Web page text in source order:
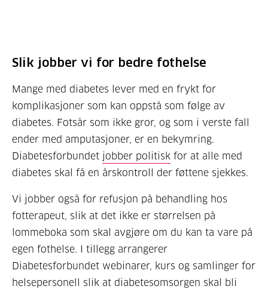
Slik jobber vi for bedre fothelse
Mange med diabetes lever med en frykt for
komplikasjoner som kan oppstå som følge av
diabetes. Fotsår som ikke gror, og som i verste fall
ender med amputasjoner, er en bekymring.
Diabetesforbundet jobber politisk for at alle med
diabetes skal få en årskontroll der føttene sjekkes.
Vi jobber også for refusjon på behandling hos
fotterapeut, slik at det ikke er størrelsen på
lommeboka som skal avgjøre om du kan ta vare på
egen fothelse. I tillegg arrangerer
Diabetesforbundet webinarer, kurs og samlinger for
helsepersonell slik at diabetesomsorgen skal bli